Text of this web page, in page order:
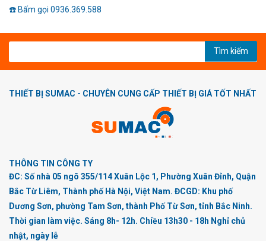
☎️ Bấm gọi 0936.369.588
Tìm kiếm
THIẾT BỊ SUMAC - CHUYÊN CUNG CẤP THIẾT BỊ GIÁ TỐT NHẤT
THÔNG TIN CÔNG TY
ĐC: Số nhà 05 ngõ 355/114 Xuân Lộc 1, Phường Xuân Đỉnh, Quận
Bắc Từ Liêm, Thành phố Hà Nội, Việt Nam. ĐCGD: Khu phố
Dương Sơn, phường Tam Sơn, thành Phố Từ Sơn, tỉnh Bắc Ninh.
Thời gian làm việc. Sáng 8h- 12h. Chiều 13h30 - 18h Nghỉ chủ
nhật, ngày lễ